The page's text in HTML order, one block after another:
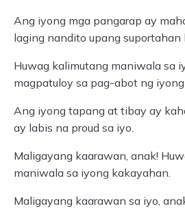
Ang iyong mga pangarap ay
laging nandito upang suportahan
Huwag kalimutang maniwala sa
magpatuloy sa pag-abot ng
Ang iyong tapang at tibay ay
ay labis na proud sa iyo.
Maligayang kaarawan, anak!
maniwala sa iyong kakayahan.
Maligayang kaarawan sa iyo,